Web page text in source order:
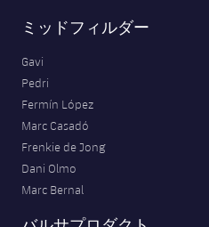
ミッドフィルダー
Gavi
Pedri
Fermín López
Marc Casadó
Frenkie de Jong
Dani Olmo
Marc Bernal